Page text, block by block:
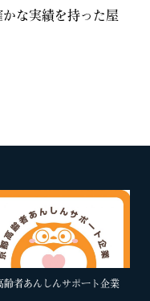
な実績を持った屋
齢者あんしんサポート企業